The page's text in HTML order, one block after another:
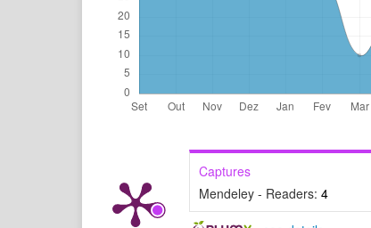
Captures
Mendeley - Readers: 4